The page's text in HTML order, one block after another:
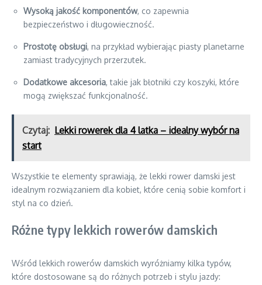
Wysoką jakość komponentów, co zapewnia
bezpieczeństwo i długowieczność.
Prostotę obsługi, na przykład wybierając piasty planetarne
zamiast tradycyjnych przerzutek.
Dodatkowe akcesoria, takie jak błotniki czy koszyki, które
mogą zwiększać funkcjonalność.
Czytaj: Lekki rowerek dla 4 latka – idealny wybór na
start
Wszystkie te elementy sprawiają, że lekki rower damski jest
idealnym rozwiązaniem dla kobiet, które cenią sobie komfort i
styl na co dzień.
Różne typy lekkich rowerów damskich
Wśród lekkich rowerów damskich wyróżniamy kilka typów,
które dostosowane są do różnych potrzeb i stylu jazdy: